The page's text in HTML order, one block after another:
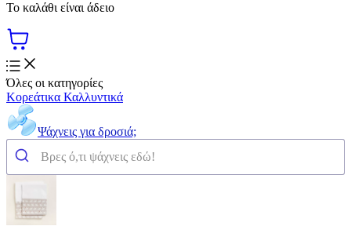
Το καλάθι είναι άδειο
Όλες οι κατηγορίες
Κορεάτικα Καλλυντικά
Ψάχνεις για δροσιά;